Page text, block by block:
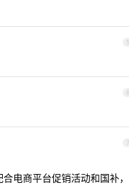
5
6
7
电商平台促销活动和国补，